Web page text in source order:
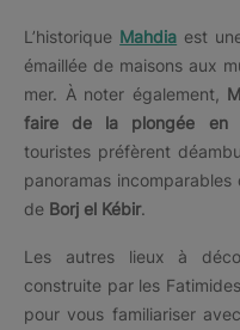
L’historique Mahdia est
émaillée de maisons aux
mer. À noter également,
faire de la plongée en
touristes préfèrent
panoramas
de Borj el Kébir.
Les autres lieux à
construite par les
pour vous familiariser